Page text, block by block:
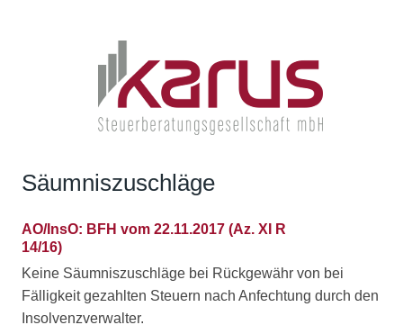
Säumniszuschläge
AO/InsO: BFH vom 22.11.2017 (Az. XI R
14/16)
Keine Säumniszuschläge bei Rückgewähr von bei
Fälligkeit gezahlten Steuern nach Anfechtung durch den
Insolvenzverwalter.